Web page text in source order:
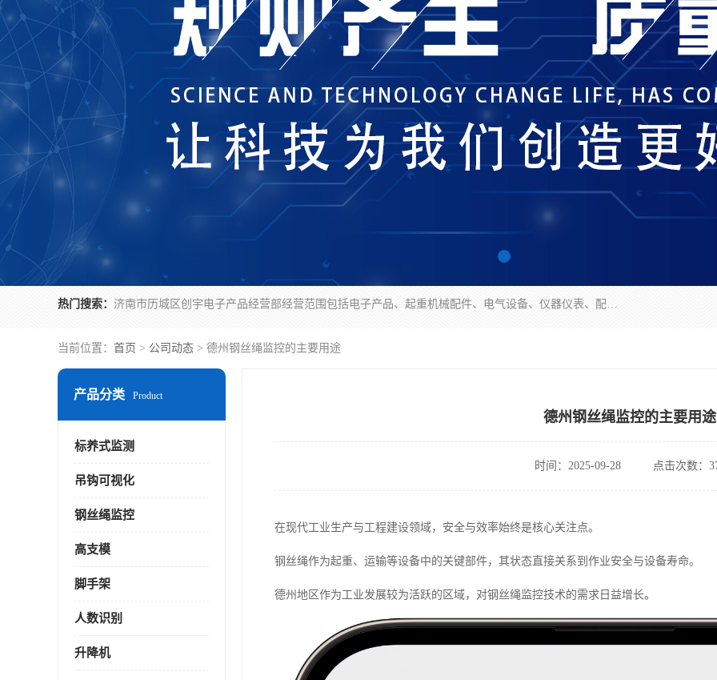
热门搜索： 济南市历城区创宇电子产品经营部经营范围包括电子产品、起重机械配件、电气设备、仪器仪表、配电箱、监控设备的批发、零售；配电箱、仪器仪表（不含计量器）、工业自动化设备（不含特种设备、电力设备）的安装、维修。（依法须经批准的项目，经相关部门批准后方可开展经营活动）。
当前位置： 首页 > 公司动态 > 德州钢丝绳监控的主要用途
产品分类 Product
标养式监测
吊钩可视化
钢丝绳监控
高支模
脚手架
人数识别
升降机
德州钢丝绳监控的主要用途
时间：2025-09-28 点击次数：
在现代工业生产与工程建设领域，安全与效率始终是核心关注点。
钢丝绳作为起重、运输等设备中的关键部件，其状态直接关系到作业安全与设备寿命。
德州地区作为工业发展较为活跃的区域，对钢丝绳监控技术的需求日益增长。